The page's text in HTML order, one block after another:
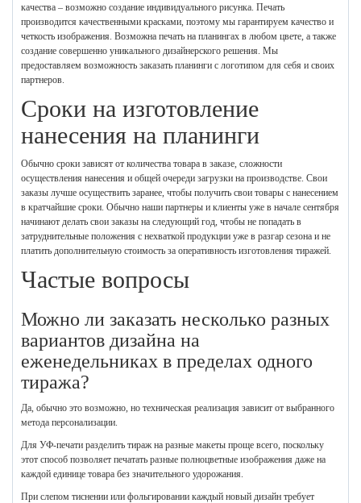
качества – возможно создание индивидуального рисунка. Печать
производится качественными красками, поэтому мы гарантируем качество и
четкость изображения. Возможна печать на планингах в любом цвете, а также
создание совершенно уникального дизайнерского решения. Мы
предоставляем возможность заказать планинги с логотипом для себя и своих
партнеров.
Сроки на изготовление
нанесения на планинги
Обычно сроки зависят от количества товара в заказе, сложности
осуществления нанесения и общей очереди загрузки на производстве. Свои
заказы лучше осуществить заранее, чтобы получить свои товары с нанесением
в кратчайшие сроки. Обычно наши партнеры и клиенты уже в начале сентября
начинают делать свои заказы на следующий год, чтобы не попадать в
затруднительные положения с нехваткой продукции уже в разгар сезона и не
платить дополнительную стоимость за оперативность изготовления тиражей.
Частые вопросы
Можно ли заказать несколько разных
вариантов дизайна на
еженедельниках в пределах одного
тиража?
Да, обычно это возможно, но техническая реализация зависит от выбранного
метода персонализации.
Для УФ-печати разделить тираж на разные макеты проще всего, поскольку
этот способ позволяет печатать разные полноцветные изображения даже на
каждой единице товара без значительного удорожания.
При слепом тиснении или фольгировании каждый новый дизайн требует